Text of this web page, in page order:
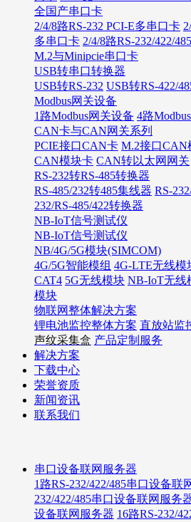
全国产串口卡
2/4/8路RS-232 PCI-E多串口卡
多串口卡 2/4/8路RS-232/422/
M.2与Minipcie串口卡
USB转串口转换器
USB转RS-232 USB转RS-422/
Modbus网关设备
1路Modbus网关设备 4路
CAN卡与CAN网关系列
PCIE接口CAN卡 M.2接口CAN
CAN模块卡 CAN转以太网网关
RS-232转RS-485转换器
RS-485/232转485集线器 RS-
232/RS-485/422转换器
NB-IoT信号测试仪
NB-IoT信号测试仪
NB/4G/5G模块(SIMCOM)
4G/5G智能模组 4G-LTE无线模
CAT4 5G无线模块 NB-IoT无线
模块
物联网整体解决方案
锂电池监控整体方案 直放站监
声纹采集盒 产品定制服务
解决方案
下载中心
荣誉资质
新闻资讯
联系我们
串口设备联网服务器
1路RS-232/422/485串口设备联
232/422/485串口设备联网服务
设备联网服务器 16路RS-232/